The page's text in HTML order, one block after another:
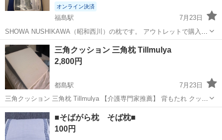
オンライン決済
福島駅
7月23日
SHOWA NUSHIKAWA（昭和西川）の枕です。 アウトレットで購入し
ました。 数ヶ月使用しました。 カバーをつけていたので本体にはほぼ
使用感はありません。カバーもまだ綺麗だと思いますので必要であれ
ばおつけします。 ...
大阪 大阪市 福島駅 玄関
三角クッション 三角枕 Tillmulya
2,800円
都島駅
7月23日
三角クッション 三角枕 Tillmulya 【介護専門家推薦】 背もたれ クッシ
ョン OEKO-TEX®認証 6in1 腰枕【真·25D高反発】 背中クッション 洗
える枕カバー テレビ 読書 ごろ寝 父の日 敬老の日 クリス...
大阪 大阪市 都島駅 寝具
■そばがら枕 そば枕■
100円